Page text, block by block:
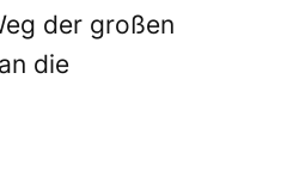
der großen
die